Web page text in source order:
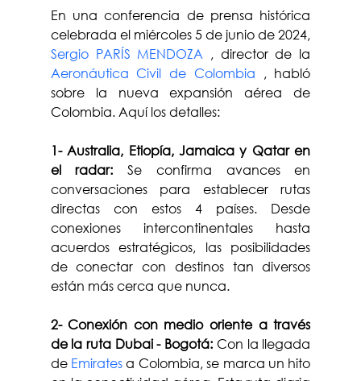
En una conferencia de prensa histórica
Sergio PARÍS MENDOZA
Aeronáutica Civil de Colombia , habló
sobre la nueva expansión aérea de
Colombia. Aquí los detalles:
1- Australia, Etiopía, Jamaica y Qatar en
el radar: Se confirma avances en
conversaciones para establecer rutas
directas con estos 4 países. Desde
conexiones intercontinentales hasta
acuerdos estratégicos, las posibilidades
de conectar con destinos tan diversos
están más cerca que nunca.
2- Conexión con medio oriente a través
de la ruta Dubai - Bogotá: Con la llegada
de Emirates a Colombia, se marca un hito